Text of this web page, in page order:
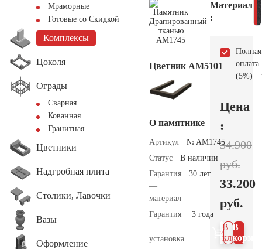
Мраморные
Готовые со Скидкой
Комплексы
Цоколя
Ограды
Сварная
Кованная
Гранитная
Цветники
Надгробная плита
Столики, Лавочки
Вазы
Оформление
Цветник АМ5101
О памятнике
Артикул
№ AM1745
Статус
В наличии
Гарантия
—
материал
30 лет
Гарантия
—
установка
3 года
Материал
:
Полная
оплата
(5%)
Цена
:
34.900
руб.
33.200
руб.
В
В 1
клик